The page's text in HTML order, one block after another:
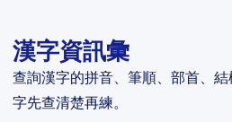
漢字資訊彙
查詢漢字的拼音、筆順、部首、
字先查清楚再練。